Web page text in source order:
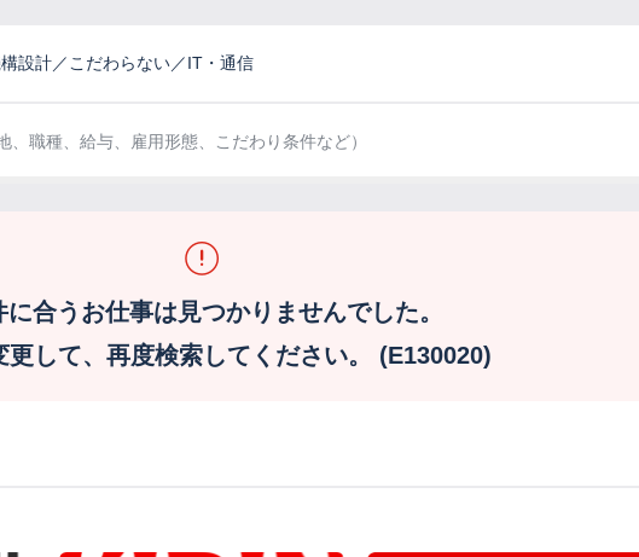
設計／こだわらない／IT・通信
、職種、給与、雇用形態、こだわり条件など）
に合うお仕事は見つかりませんでした。
更して、再度検索してください。 (E130020)